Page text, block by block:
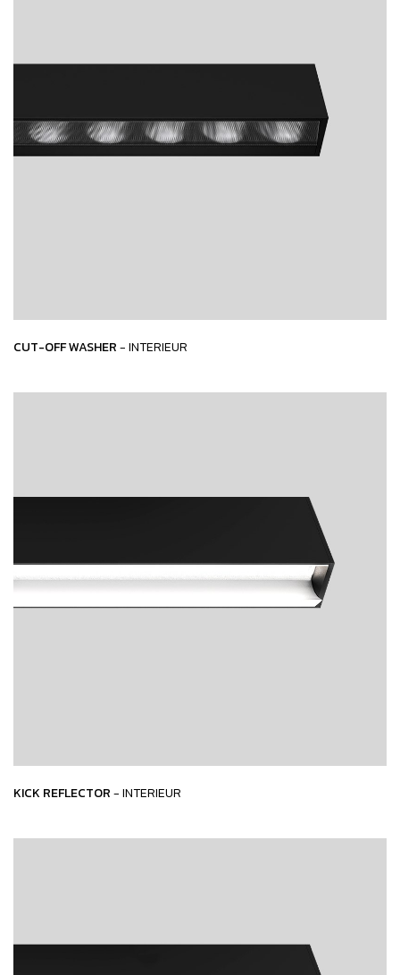
CUT-OFF WASHER- INTERIEUR
KICK REFLECTOR- INTERIEUR